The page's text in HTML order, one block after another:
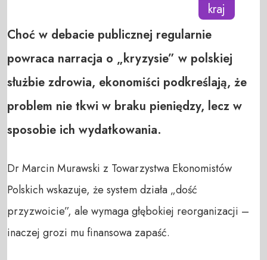
kraj
Choć w debacie publicznej regularnie
powraca narracja o „kryzysie” w polskiej
służbie zdrowia, ekonomiści podkreślają, że
problem nie tkwi w braku pieniędzy, lecz w
sposobie ich wydatkowania.
Dr Marcin Murawski z Towarzystwa Ekonomistów
Polskich wskazuje, że system działa „dość
przyzwoicie”, ale wymaga głębokiej reorganizacji –
inaczej grozi mu finansowa zapaść.